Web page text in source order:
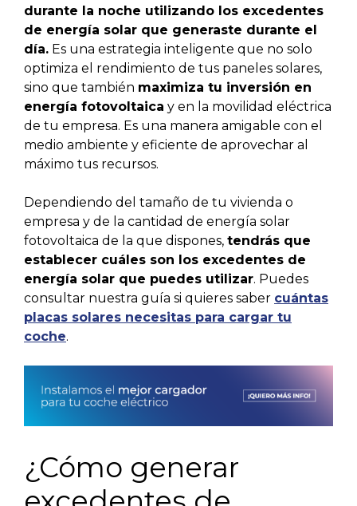
durante la noche utilizando los excedentes
de energía solar que generaste durante el
día. Es una estrategia inteligente que no solo
optimiza el rendimiento de tus paneles solares,
sino que también maximiza tu inversión en
energía fotovoltaica y en la movilidad eléctrica
de tu empresa. Es una manera amigable con el
medio ambiente y eficiente de aprovechar al
máximo tus recursos.
Dependiendo del tamaño de tu vivienda o
empresa y de la cantidad de energía solar
fotovoltaica de la que dispones, tendrás que
establecer cuáles son los excedentes de
energía solar que puedes utilizar. Puedes
consultar nuestra guía si quieres saber cuántas
placas solares necesitas para cargar tu
coche.
¿Cómo generar